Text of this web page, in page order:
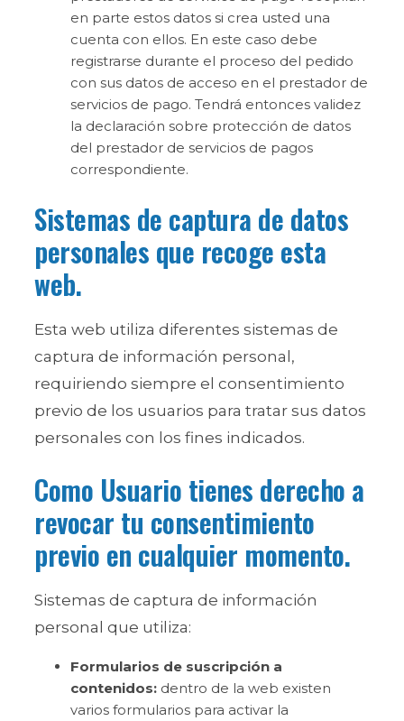
en parte estos datos si crea usted una
cuenta con ellos. En este caso debe
registrarse durante el proceso del pedido
con sus datos de acceso en el prestador de
servicios de pago. Tendrá entonces validez
la declaración sobre protección de datos
del prestador de servicios de pagos
correspondiente.
Sistemas de captura de datos
personales que recoge esta
web.
Esta web utiliza diferentes sistemas de
captura de información personal,
requiriendo siempre el consentimiento
previo de los usuarios para tratar sus datos
personales con los fines indicados.
Como Usuario tienes derecho a
revocar tu consentimiento
previo en cualquier momento.
Sistemas de captura de información
personal que utiliza:
Formularios de suscripción a
contenidos: dentro de la web existen
varios formularios para activar la